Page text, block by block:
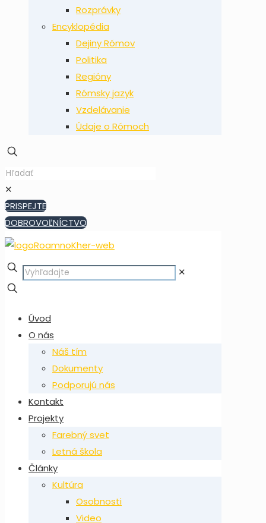
Rozprávky
Encyklopédia
Dejiny Rómov
Politika
Regióny
Rómsky jazyk
Vzdelávanie
Údaje o Rómoch
✕
PRISPEJTE
DOBROVOĽNÍCTVO
✕
Úvod
O nás
Náš tím
Dokumenty
Podporujú nás
Kontakt
Projekty
Farebný svet
Letná škola
Články
Kultúra
Osobnosti
Video